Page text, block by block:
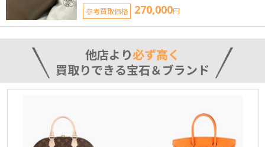
参考買取価格 270,000円
他店より必ず高く
買取りできる宝石＆ブランド